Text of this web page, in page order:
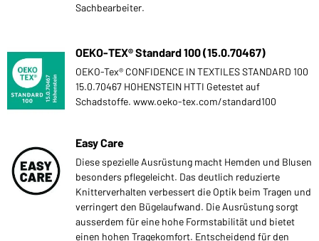
Sachbearbeiter.
OEKO-TEX® Standard 100 (15.0.70467)
OEKO-Tex® CONFIDENCE IN TEXTILES STANDARD 100
15.0.70467 HOHENSTEIN HTTI Getestet auf
Schadstoffe. www.oeko-tex.com/standard100
Easy Care
Diese spezielle Ausrüstung macht Hemden und Blusen
besonders pflegeleicht. Das deutlich reduzierte
Knitterverhalten verbessert die Optik beim Tragen und
verringert den Bügelaufwand. Die Ausrüstung sorgt
ausserdem für eine hohe Formstabilität und bietet
einen hohen Tragekomfort. Entscheidend für den